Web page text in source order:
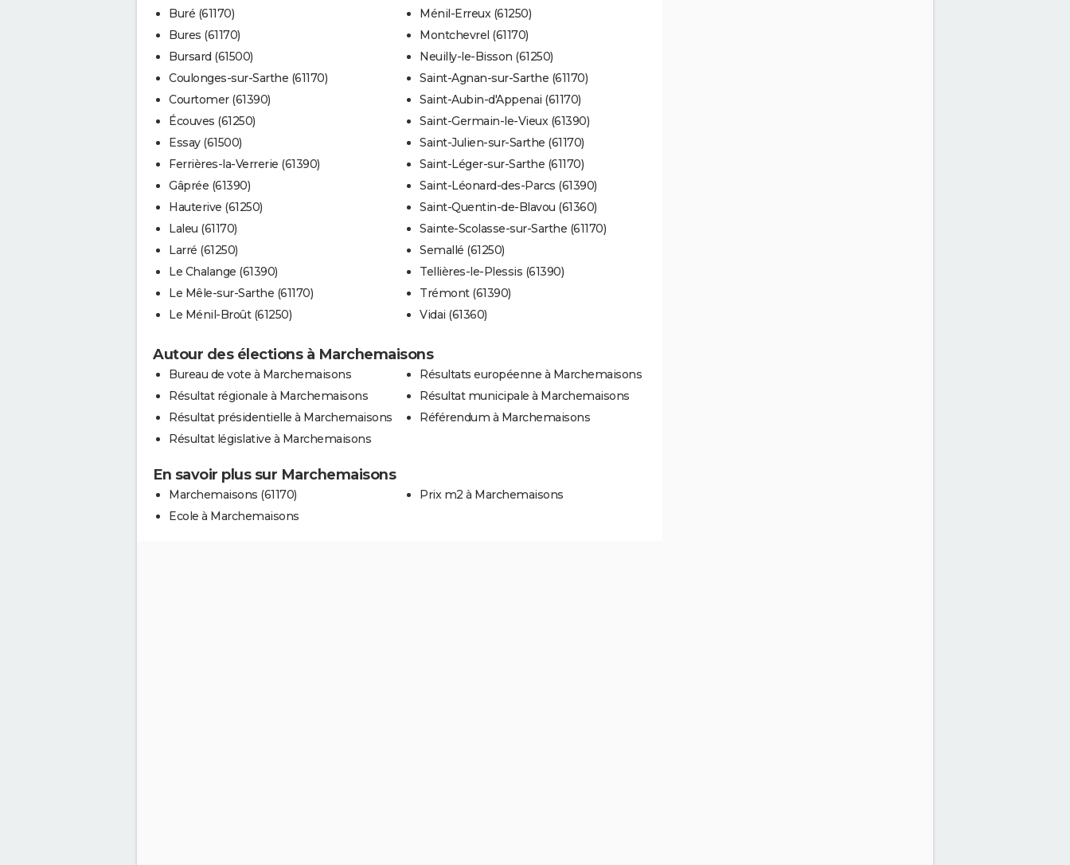
Buré (61170)
Bures (61170)
Bursard (61500)
Coulonges-sur-Sarthe (61170)
Courtomer (61390)
Écouves (61250)
Essay (61500)
Ferrières-la-Verrerie (61390)
Gâprée (61390)
Hauterive (61250)
Laleu (61170)
Larré (61250)
Le Chalange (61390)
Le Mêle-sur-Sarthe (61170)
Le Ménil-Broût (61250)
Ménil-Erreux (61250)
Montchevrel (61170)
Neuilly-le-Bisson (61250)
Saint-Agnan-sur-Sarthe (61170)
Saint-Aubin-d'Appenai (61170)
Saint-Germain-le-Vieux (61390)
Saint-Julien-sur-Sarthe (61170)
Saint-Léger-sur-Sarthe (61170)
Saint-Léonard-des-Parcs (61390)
Saint-Quentin-de-Blavou (61360)
Sainte-Scolasse-sur-Sarthe (61170)
Semallé (61250)
Tellières-le-Plessis (61390)
Trémont (61390)
Vidai (61360)
Autour des élections à Marchemaisons
Bureau de vote à Marchemaisons
Résultat régionale à Marchemaisons
Résultat présidentielle à Marchemaisons
Résultat législative à Marchemaisons
Résultats européenne à Marchemaisons
Résultat municipale à Marchemaisons
Référendum à Marchemaisons
En savoir plus sur Marchemaisons
Marchemaisons (61170)
Ecole à Marchemaisons
Prix m2 à Marchemaisons